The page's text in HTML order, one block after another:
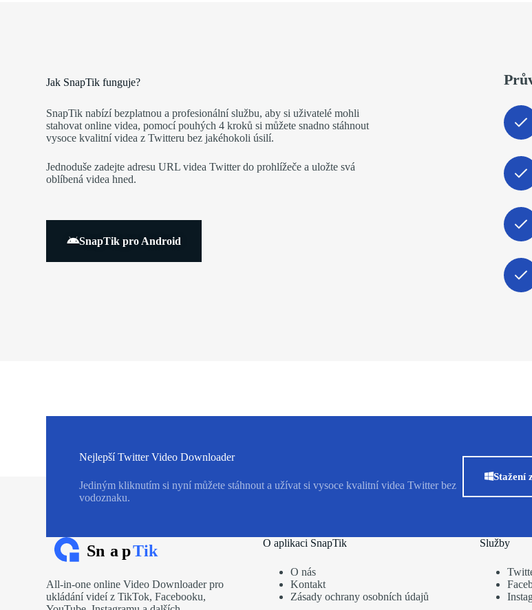
Jak SnapTik funguje?
SnapTik nabízí bezplatnou a profesionální službu, aby si uživatelé mohli
stahovat online videa, pomocí pouhých 4 kroků si můžete snadno stáhnout
vysoce kvalitní videa z Twitteru bez jakéhokoli úsilí.
Jednoduše zadejte adresu URL videa Twitter do prohlížeče a uložte svá
oblíbená videa hned.
SnapTik pro Android
Nejlepší Twitter Video Downloader
Jediným kliknutím si nyní můžete stáhnout a užívat si vysoce kvalitní videa Twitter bez
vodoznaku.
Stažení
All-in-one online Video Downloader pro
ukládání videí z TikTok, Facebooku,
O aplikaci SnapTik
O nás
Kontakt
Zásady ochrany osobních údajů
Služby